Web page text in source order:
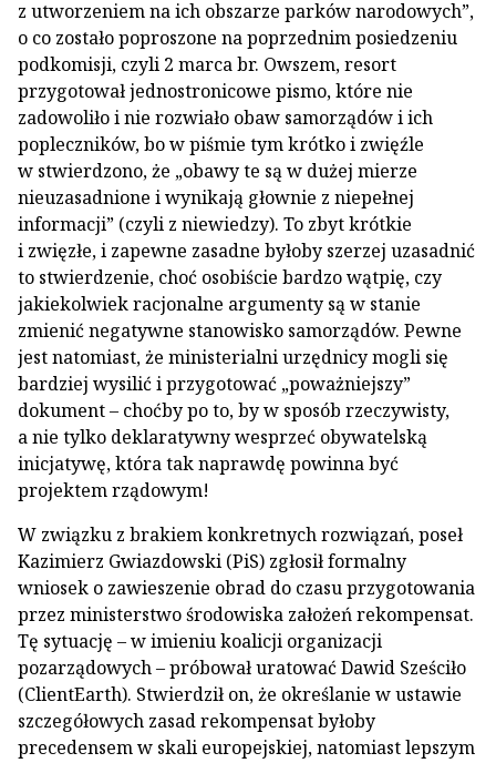
z utworzeniem na ich obszarze parków narodowych”,
o co zostało poproszone na poprzednim posiedzeniu
podkomisji, czyli 2 marca br. Owszem, resort
przygotował jednostronicowe pismo, które nie
zadowoliło i nie rozwiało obaw samorządów i ich
popleczników, bo w piśmie tym krótko i zwięźle
w stwierdzono, że „obawy te są w dużej mierze
nieuzasadnione i wynikają głownie z niepełnej
informacji” (czyli z niewiedzy). To zbyt krótkie
i zwięzłe, i zapewne zasadne byłoby szerzej uzasadnić
to stwierdzenie, choć osobiście bardzo wątpię, czy
jakiekolwiek racjonalne argumenty są w stanie
zmienić negatywne stanowisko samorządów. Pewne
jest natomiast, że ministerialni urzędnicy mogli się
bardziej wysilić i przygotować „poważniejszy”
dokument – choćby po to, by w sposób rzeczywisty,
a nie tylko deklaratywny wesprzeć obywatelską
inicjatywę, która tak naprawdę powinna być
projektem rządowym!
W związku z brakiem konkretnych rozwiązań, poseł
Kazimierz Gwiazdowski (PiS) zgłosił formalny
wniosek o zawieszenie obrad do czasu przygotowania
przez ministerstwo środowiska założeń rekompensat.
Tę sytuację – w imieniu koalicji organizacji
pozarządowych – próbował uratować Dawid Sześciło
(ClientEarth). Stwierdził on, że określanie w ustawie
szczegółowych zasad rekompensat byłoby
precedensem w skali europejskiej, natomiast lepszym